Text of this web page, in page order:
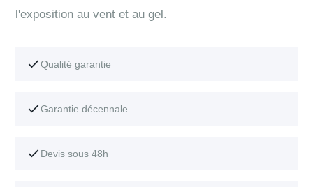
l'exposition au vent et au gel.
Qualité garantie
Garantie décennale
Devis sous 48h